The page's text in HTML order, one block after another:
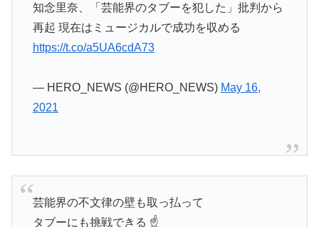
知念里奈、「芸能界のタブーを犯した」批判から
再起 現在はミュージカルで成功を収める
https://t.co/a5UA6cdA73
— HERO_NEWS (@HERO_NEWS) May 16,
2021
芸能界の不文律の壁も取っ払って
タブーにも挑戦できる ☝️